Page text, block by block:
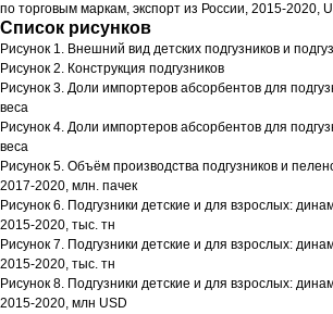
по торговым маркам, экспорт из России, 2015-2020,
Список рисунков
Рисунок 1. Внешний вид детских подгузников и
Рисунок 2. Конструкция подгузников
Рисунок 3. Доли импортеров абсорбентов для
веса
Рисунок 4. Доли импортеров абсорбентов для
веса
Рисунок 5. Объём производства подгузников и
2017-2020, млн. пачек
Рисунок 6. Подгузники детские и для взрослых:
2015-2020, тыс. тн
Рисунок 7. Подгузники детские и для взрослых:
2015-2020, тыс. тн
Рисунок 8. Подгузники детские и для взрослых:
2015-2020, млн USD